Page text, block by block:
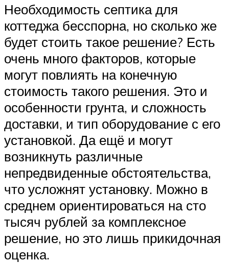
Необходимость септика для
коттеджа бесспорна, но сколько же
будет стоить такое решение? Есть
очень много факторов, которые
могут повлиять на конечную
стоимость такого решения. Это и
особенности грунта, и сложность
доставки, и тип оборудование с его
установкой. Да ещё и могут
возникнуть различные
непредвиденные обстоятельства,
что усложнят установку. Можно в
среднем ориентироваться на сто
тысяч рублей за комплексное
решение, но это лишь прикидочная
оценка.